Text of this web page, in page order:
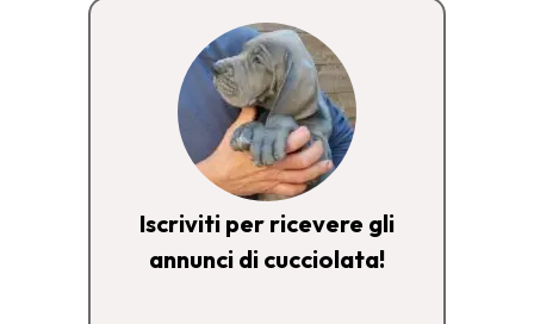
Iscriviti per ricevere gli
annunci di cucciolata!